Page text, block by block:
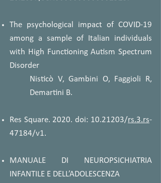
The psychological impact of COVID-19
among a sample of Italian individuals
with High Functioning Autism Spectrum
Disorder
Nisticò V, Gambini O, Faggioli R,
Demartini B.
Res Square. 2020. doi: 10.21203/rs.3.rs-
47184/v1.
MANUALE DI NEUROPSICHIATRIA
INFANTILE E DELL’ADOLESCENZA